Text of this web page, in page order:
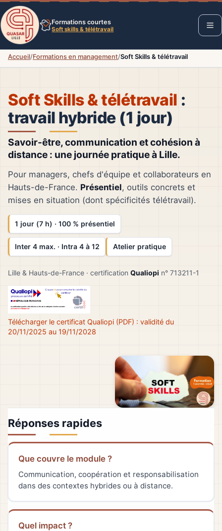
Formations courtes
Soft skills & télétravail
Accueil/Formations en management/Soft Skills & télétravail
Soft Skills & télétravail :
travail hybride (1 jour)
Savoir-être, communication et cohésion à
distance : une journée pratique à Lille.
Pour managers, chefs d'équipe et collaborateurs en
Hauts-de-France. Présentiel, outils concrets et
mises en situation (dont spécificités télétravail).
1 jour (7 h) · 100 % présentiel
Inter 4 max. · Intra 4 à 12 Atelier pratique
Lille & Hauts-de-France · certification Qualiopi n° 713211-1
Télécharger le certificat Qualiopi (PDF) : validité du
20/11/2025 au 19/11/2028
Réponses rapides
Que couvre le module ?
Communication, coopération et responsabilisation
dans des contextes hybrides ou à distance.
Quel impact ?